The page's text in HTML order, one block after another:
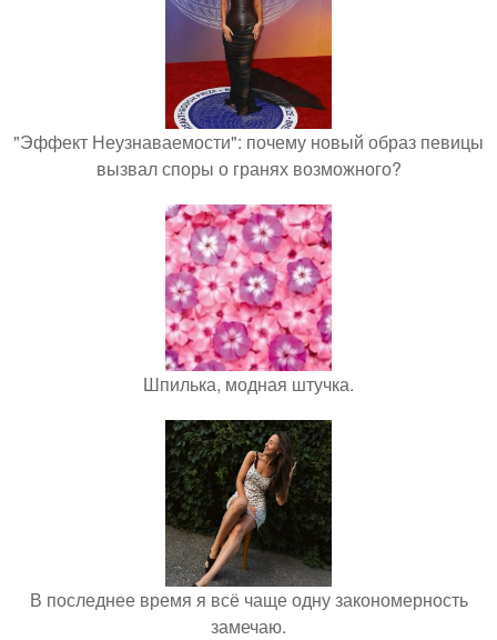
"Эффект Неузнаваемости": почему новый образ певицы
вызвал споры о гранях возможного?
Шпилька, модная штучка.
В последнее время я всё чаще одну закономерность
замечаю.